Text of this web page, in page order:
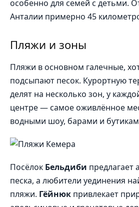
особенно для семей с детьми.
Анталии примерно 45
Пляжи и зоны
Пляжи в основном галечные,
подсыпают песок. Курортную
делят на несколько зон, у
центре — самое оживлённое
водными шоу, барами и
Посёлок Бельдиби предлагает
песка, а любители уединения
пляжи. Гёйнюк привлекает